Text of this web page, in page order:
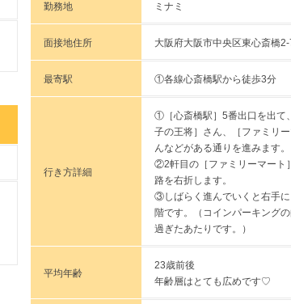
勤務地 ミナミ
面接地住所 大阪府大阪市中央区東心斎橋
最寄駅 ①各線心斎橋駅から徒歩3分
行き方詳細
①［心斎橋駅］5番出口を出て
子の王将］さん、［ファミリ
んなどがある通りを進みます。
②2軒目の［ファミリーマート
路を右折します。
③しばらく進んでいくと右手
階です。（コインパーキング
過ぎたあたりです。）
平均年齢
23歳前後
年齢層はとても広めです♡